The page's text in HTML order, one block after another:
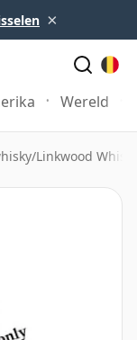
×
Wereld
/Linkwood